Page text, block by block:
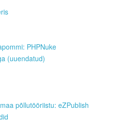
PHPNuke
(uuendatud)
põllutööriistu: eZPublish